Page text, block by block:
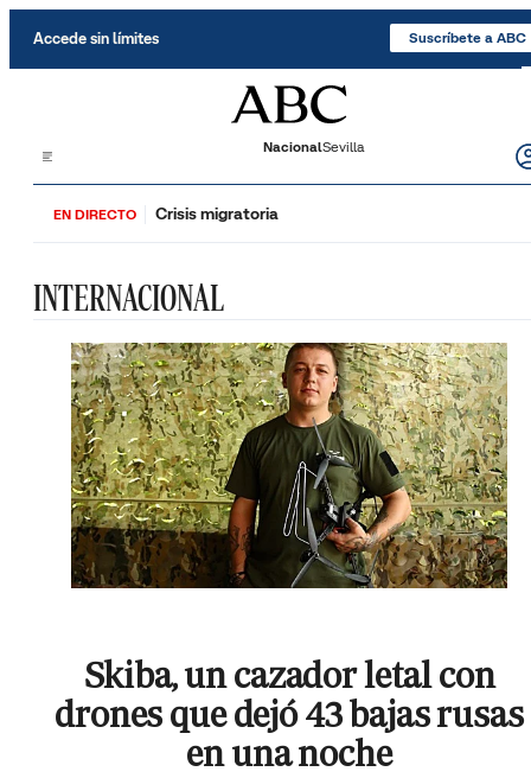
Accede sin límites Suscríbete a ABC
NacionalSevilla
EN DIRECTO Crisis migratoria
INTERNACIONAL
Skiba, un cazador letal con
drones que dejó 43 bajas rusas
en una noche